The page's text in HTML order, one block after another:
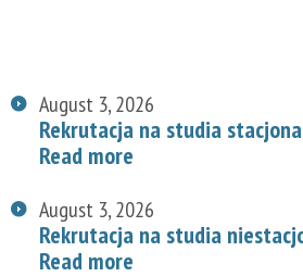
August 3, 2026
Rekrutacja na studia
Read more
August 3, 2026
Rekrutacja na studia
Read more